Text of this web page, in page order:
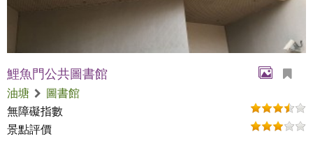
鯉魚門公共圖書館
油塘
圖書館
無障礙指數
景點評價